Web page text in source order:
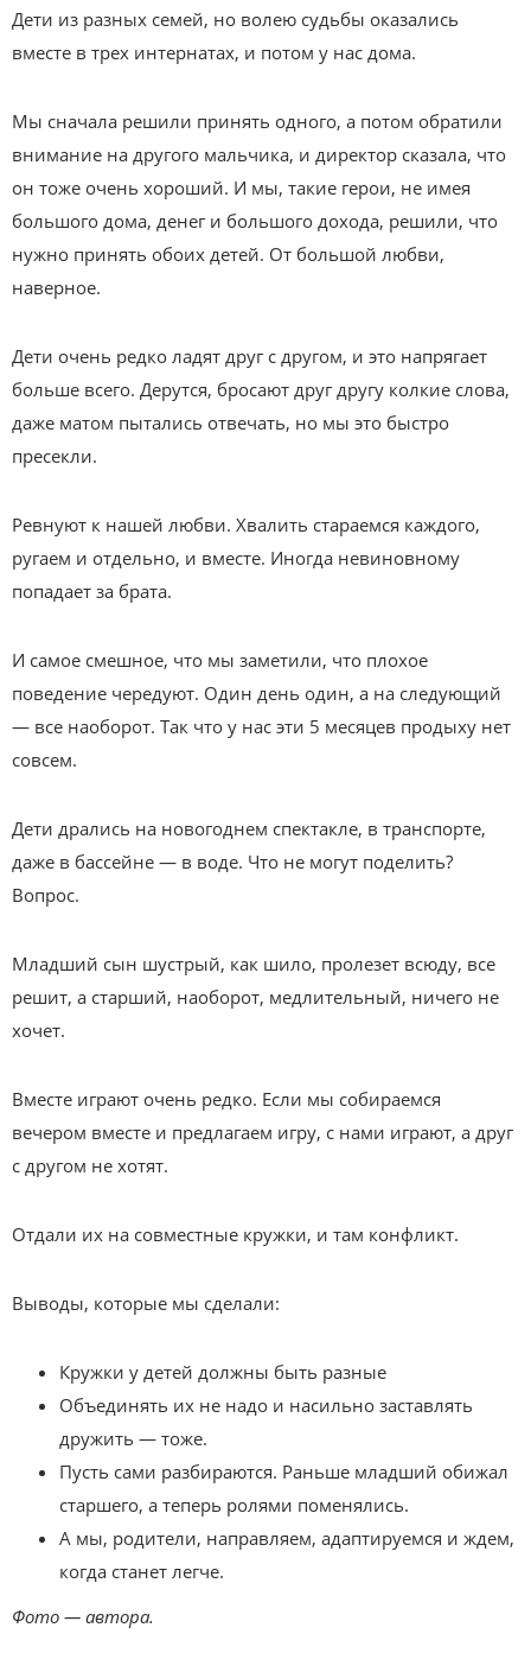
Дети из разных семей, но волею судьбы оказались
вместе в трех интернатах, и потом у нас дома.
Мы сначала решили принять одного, а потом обратили
внимание на другого мальчика, и директор сказала, что
он тоже очень хороший. И мы, такие герои, не имея
большого дома, денег и большого дохода, решили, что
нужно принять обоих детей. От большой любви,
наверное.
Дети очень редко ладят друг с другом, и это напрягает
больше всего. Дерутся, бросают друг другу колкие слова,
даже матом пытались отвечать, но мы это быстро
пресекли.
Ревнуют к нашей любви. Хвалить стараемся каждого,
ругаем и отдельно, и вместе. Иногда невиновному
попадает за брата.
И самое смешное, что мы заметили, что плохое
поведение чередуют. Один день один, а на следующий
— все наоборот. Так что у нас эти 5 месяцев продыху нет
совсем.
Дети дрались на новогоднем спектакле, в транспорте,
даже в бассейне — в воде. Что не могут поделить?
Вопрос.
Младший сын шустрый, как шило, пролезет всюду, все
решит, а старший, наоборот, медлительный, ничего не
хочет.
Вместе играют очень редко. Если мы собираемся
вечером вместе и предлагаем игру, с нами играют, а друг
с другом не хотят.
Отдали их на совместные кружки, и там конфликт.
Выводы, которые мы сделали:
Кружки у детей должны быть разные
Объединять их не надо и насильно заставлять
дружить — тоже.
Пусть сами разбираются. Раньше младший обижал
старшего, а теперь ролями поменялись.
А мы, родители, направляем, адаптируемся и ждем,
когда станет легче.
Фото — автора.